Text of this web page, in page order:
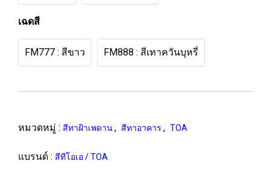
เฉดสี
FM777 : สีขาว FM888 : สีเทาควันบุหรี่
หมวดหมู่ : สีทาฝ้าเพดาน, สีทาอาคาร , TOA
แบรนด์ : สีทีโอเอ / TOA